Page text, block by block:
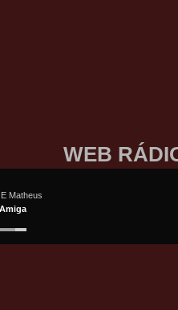
WEB